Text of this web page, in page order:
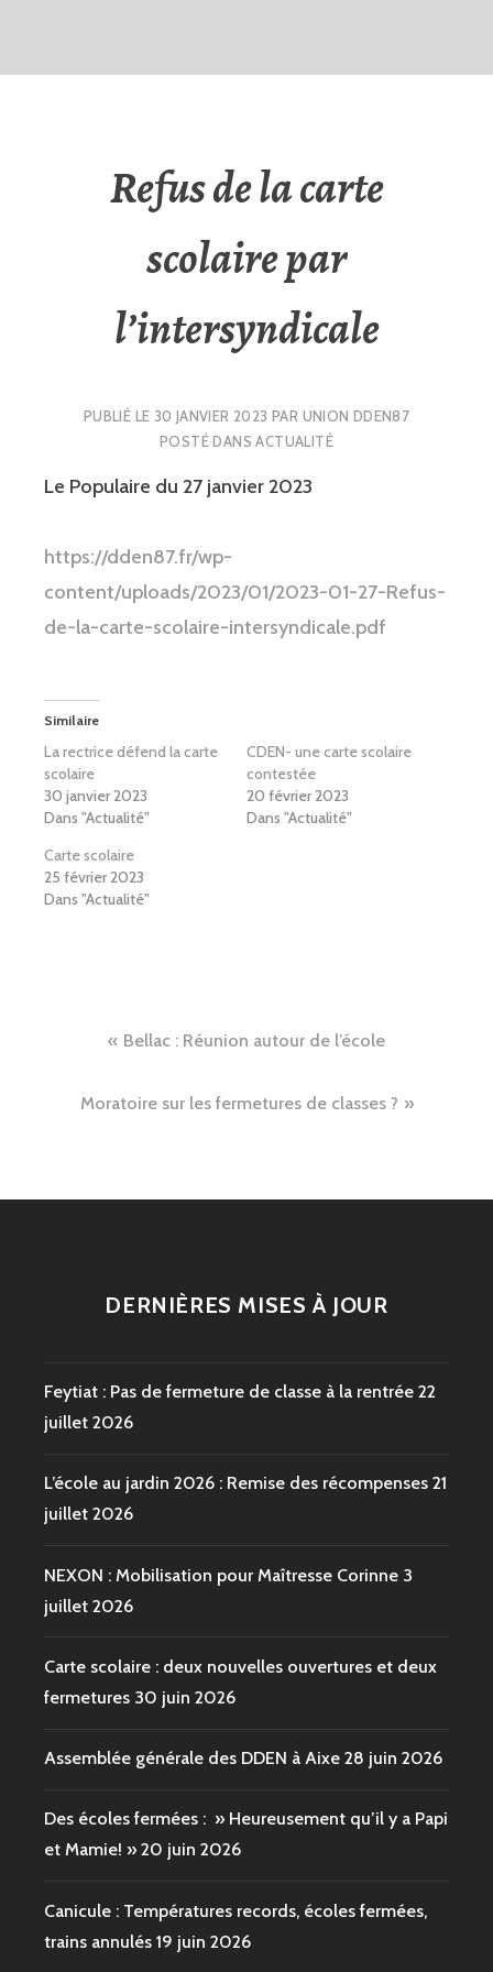
Refus de la carte
scolaire par
l’intersyndicale
PUBLIÉ LE 30 JANVIER 2023 PAR UNION DDEN87
POSTÉ DANSACTUALITÉ
Le Populaire du 27 janvier 2023
https://dden87.fr/wp-
content/uploads/2023/01/2023-01-27-Refus-
de-la-carte-scolaire-intersyndicale.pdf
Similaire
La rectrice défend la carte
scolaire
30 janvier 2023
Dans "Actualité"
CDEN- une carte scolaire
contestée
20 février 2023
Dans "Actualité"
Carte scolaire
25 février 2023
Dans "Actualité"
Navigation
l’article
Bellac : Réunion autour de l’école
Moratoire sur les fermetures de classes ?
DERNIÈRES MISES À JOUR
Feytiat : Pas de fermeture de classe à la rentrée 22
juillet 2026
L’école au jardin 2026 : Remise des récompenses 21
juillet 2026
NEXON : Mobilisation pour Maîtresse Corinne 3
juillet 2026
Carte scolaire : deux nouvelles ouvertures et deux
fermetures 30 juin 2026
Assemblée générale des DDEN à Aixe 28 juin 2026
Des écoles fermées : » Heureusement qu’il y a Papi
et Mamie! » 20 juin 2026
Canicule : Températures records, écoles fermées,
trains annulés 19 juin 2026